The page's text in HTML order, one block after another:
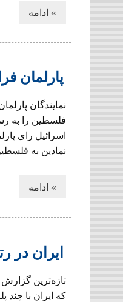
» ادامه
پارلمان
نمایندگان
فلسطین را به
نمادین به فلسطین به عنوان
» ادامه
ایران در رتبه ۱۳۶ «شاخص فساد» جهانی
که ایران با